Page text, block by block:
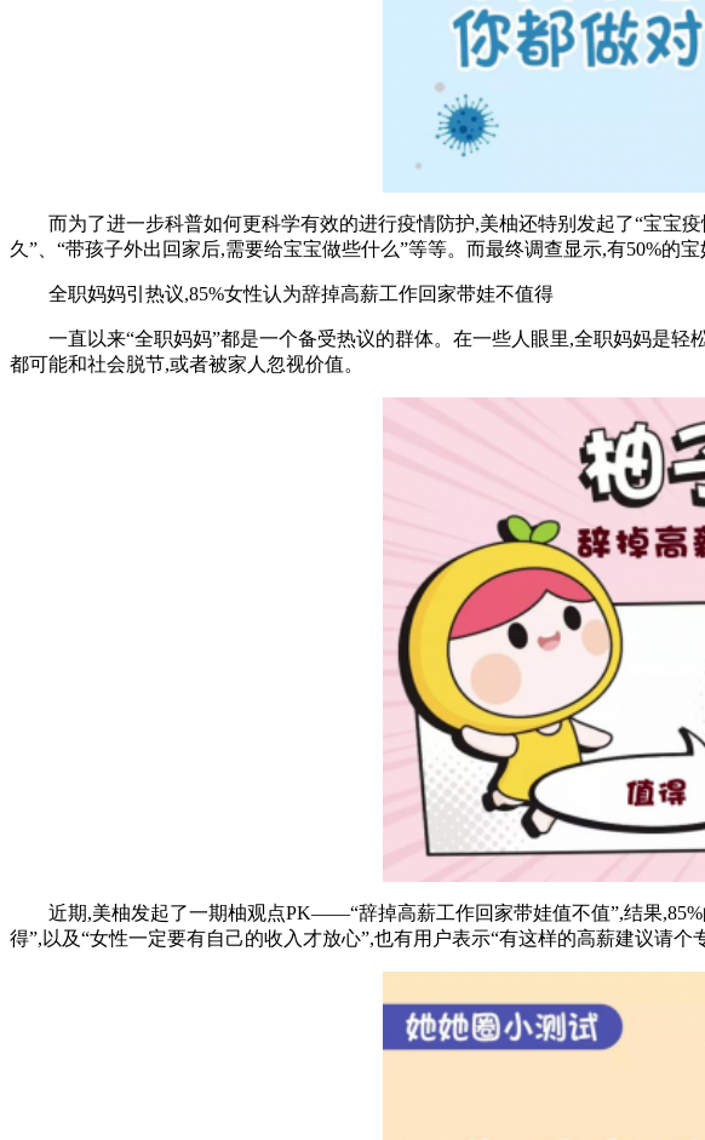
而为了进一步科普如何更科学有效的进行疫情防护,美柚还特别发起了“宝宝疫
久”、“带孩子外出回家后,需要给宝宝做些什么”等等。而最终调查显示,有50%的
全职妈妈引热议,85%女性认为辞掉高薪工作回家带娃不值得
一直以来“全职妈妈”都是一个备受热议的群体。在一些人眼里,全职妈妈是轻
都可能和社会脱节,或者被家人忽视价值。
近期,美柚发起了一期柚观点PK——“辞掉高薪工作回家带娃值不值”,结果,85%
得”,以及“女性一定要有自己的收入才放心”,也有用户表示“有这样的高薪建议请个